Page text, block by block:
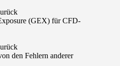
(GEX) für CFD-
den Fehlern anderer